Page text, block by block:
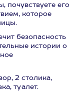
почувствуете его
которое
безопасность
истории о
2 столика,
туалет.